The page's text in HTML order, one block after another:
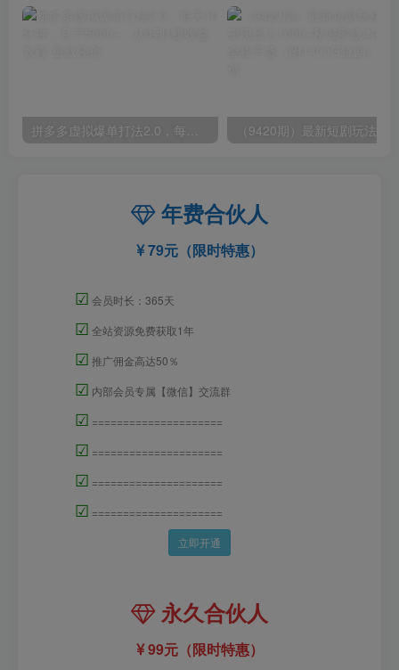
年费合伙人
79元（限时特惠）
☑ 会员时长：365天
☑ 全站资源免费获取1年
☑ 推广佣金高达50％
☑ 内部会员专属【微信】交流群
☑ =====================
☑ =====================
☑ =====================
☑ =====================
立即开通
永久合伙人
99元（限时特惠）